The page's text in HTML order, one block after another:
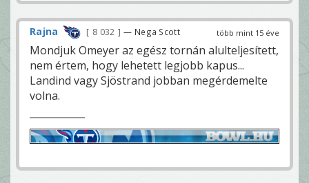
több mint 15 éve
Rajna 8 032 — Nega Scott
Mondjuk Omeyer az egész tornán alulteljesített,
nem értem, hogy lehetett legjobb kapus...
Landind vagy Sjöstrand jobban megérdemelte
volna.